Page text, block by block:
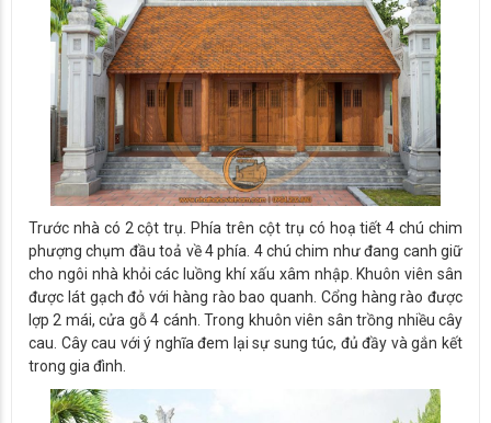
Trước nhà có 2 cột trụ. Phía trên cột trụ có hoạ tiết 4 chú chim
phượng chụm đầu toả về 4 phía. 4 chú chim như đang canh giữ
cho ngôi nhà khỏi các luồng khí xấu xâm nhập. Khuôn viên sân
được lát gạch đỏ với hàng rào bao quanh. Cổng hàng rào được
lợp 2 mái, cửa gỗ 4 cánh. Trong khuôn viên sân trồng nhiều cây
cau. Cây cau với ý nghĩa đem lại sự sung túc, đủ đầy và gắn kết
trong gia đình.